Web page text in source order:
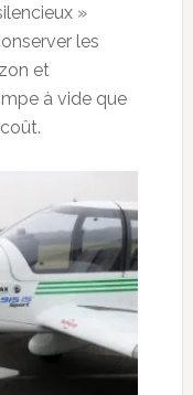
»
les
et
à vide que